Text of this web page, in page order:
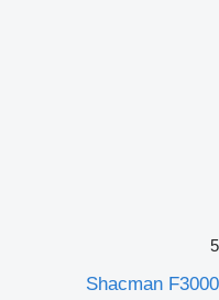
5
Shacman F3000